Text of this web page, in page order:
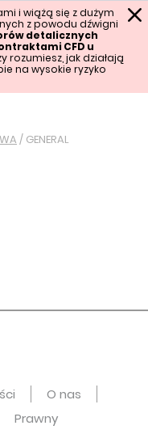
/ GENERAL
O nas
Prawny
i wiążą się z dużym
z powodu dźwigni
detalicznych
CFD u
rozumiesz, jak działają
na wysokie ryzyko